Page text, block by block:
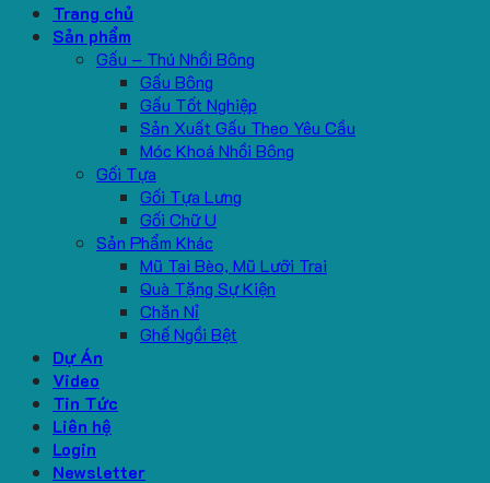
Trang chủ
Sản phẩm
Gấu – Thú Nhồi Bông
Gấu Bông
Gấu Tốt Nghiệp
Sản Xuất Gấu Theo Yêu Cầu
Móc Khoá Nhồi Bông
Gối Tựa
Gối Tựa Lưng
Gối Chữ U
Sản Phẩm Khác
Mũ Tai Bèo, Mũ Lưỡi Trai
Quà Tặng Sự Kiện
Chăn Nỉ
Ghế Ngồi Bệt
Dự Án
Video
Tin Tức
Liên hệ
Login
Newsletter